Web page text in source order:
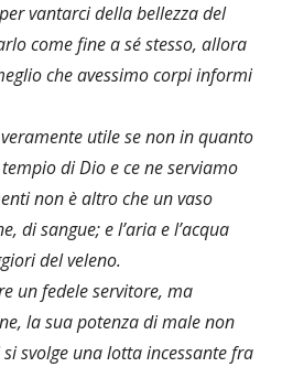
vantarci della bellezza del
come fine a sé stesso, allora
che avessimo corpi informi
utile se non in quanto
di Dio e ce ne serviamo
non è altro che un vaso
di sangue; e l’aria e l’acqua
del veleno.
un fedele servitore, ma
la sua potenza di male non
svolge una lotta incessante fra